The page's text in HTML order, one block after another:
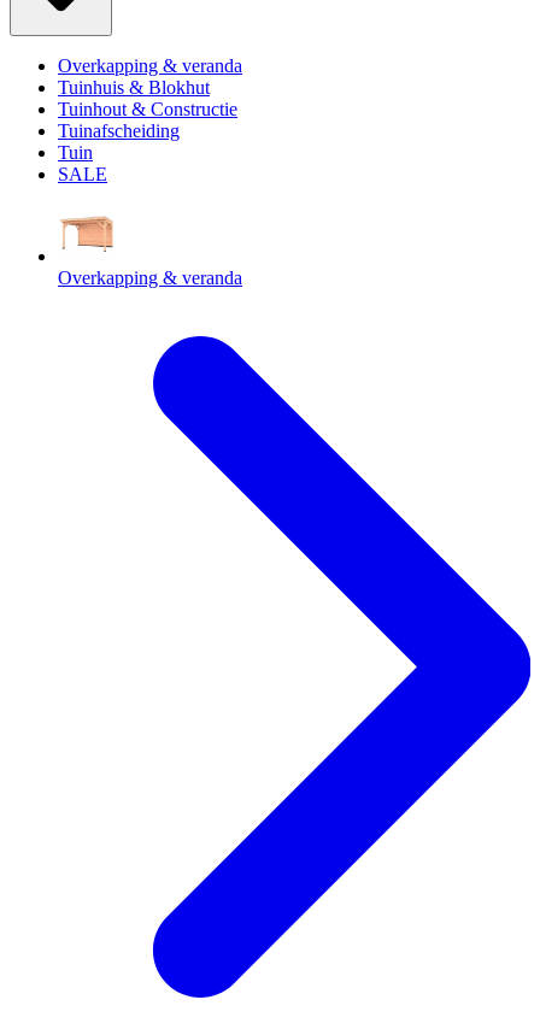
Overkapping & veranda
Tuinhuis & Blokhut
Tuinhout & Constructie
Tuinafscheiding
Tuin
SALE
Overkapping & veranda